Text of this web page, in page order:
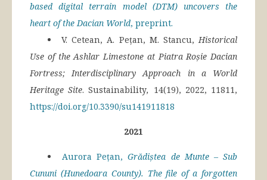
based digital terrain model (DTM) uncovers the
heart of the Dacian World, preprint.
V. Cetean, A. Pețan, M. Stancu,Historical
Use of the Ashlar Limestone at Piatra Roșie Dacian
Fortress; Interdisciplinary Approach in a World
Heritage Site. Sustainability, 14(19), 2022, 11811,
https://doi.org/10.3390/su141911818
2021
Aurora Pețan,Grădiștea de Munte – Sub
Cununi (Hunedoara County). The file of a forgotten